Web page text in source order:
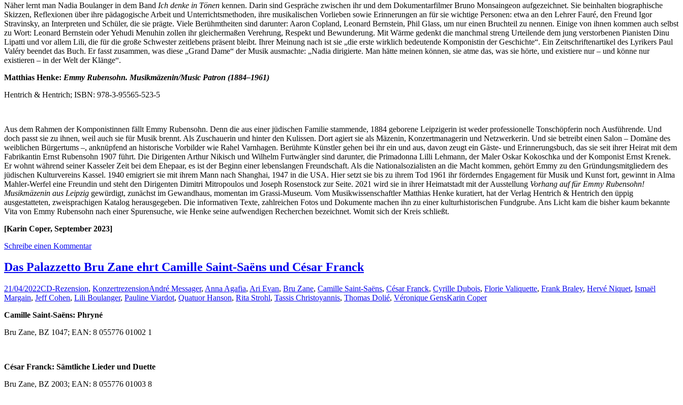
Näher lernt man Nadia Boulanger in dem Band Ich denke in Tönen kennen. Darin sind Gespräche zwischen ihr und dem Dokumentarfilmer Bruno Monsaingeon aufgezeichnet. Sie beinhalten biographische
Skizzen, Reflexionen über ihre pädagogische Arbeit und Unterrichtsmethoden, ihre musikalischen Vorlieben sowie Erinnerungen an für sie wichtige Personen: etwa an den Lehrer Fauré, den Freund Igor
Stravinsky, an Interpreten und Schüler, die sie prägte. Viele Berühmtheiten sind darunter: Aaron Copland, Leonard Bernstein, Phil Glass, um nur einen Bruchteil zu nennen. Einige von ihnen kommen auch selbst
zu Wort: Leonard Bernstein oder Yehudi Menuhin zollen ihr gleichermaßen Verehrung, Respekt und Bewunderung. Mit Wärme gedenkt die manchmal streng Urteilende dem jung verstorbenen Pianisten Dinu
Lipatti und vor allem Lili, die für die große Schwester zeitlebens präsent bleibt. Ihrer Meinung nach ist sie „die erste wirklich bedeutende Komponistin der Geschichte“. Ein Zeitschriftenartikel des Lyrikers Paul
Valéry beendet das Buch. Er fasst zusammen, was diese „Grand Dame“ der Musik ausmachte: „Nadia dirigierte. Man hätte meinen können, sie atme das, was sie hörte, und existiere nur – und könne nur
existieren – in der Welt der Klänge“.
Matthias Henke: Emmy Rubensohn. Musikmäzenin/Music Patron (1884–1961)
Hentrich & Hentrich; ISBN: 978-3-95565-523-5
Aus dem Rahmen der Komponistinnen fällt Emmy Rubensohn. Denn die aus einer jüdischen Familie stammende, 1884 geborene Leipzigerin ist weder professionelle Tonschöpferin noch Ausführende. Und
doch passt sie zu ihnen, weil auch sie für Musik brennt. Als Zuschauerin und hinter den Kulissen. Dort agiert sie als Mäzenin, Konzertmanagerin und Netzwerkerin. Und sie betreibt einen Salon – Domäne des
weiblichen Bürgertums –, anknüpfend an historische Vorbilder wie Rahel Varnhagen. Berühmte Künstler gehen bei ihr ein und aus, davon zeugt ein Gäste- und Erinnerungsbuch, das sie seit ihrer Heirat mit dem
Fabrikantin Ernst Rubensohn 1907 führt. Die Dirigenten Arthur Nikisch und Wilhelm Furtwängler sind darunter, die Primadonna Lilli Lehmann, der Maler Oskar Kokoschka und der Komponist Ernst Krenek.
Er wohnt während seiner Kasseler Zeit bei dem Ehepaar, es ist der Beginn einer lebenslangen Freundschaft. Als die Nationalsozialisten an die Macht kommen, gehört Emmy zu den Gründungsmitgliedern des
jüdischen Kulturvereins Kassel. 1940 emigriert sie mit ihrem Mann nach Shanghai, 1947 in die USA. Hier setzt sie bis zu ihrem Tod 1961 ihr förderndes Engagement für Musik und Kunst fort, gewinnt in Alma
Mahler-Werfel eine Freundin und steht den Dirigenten Dimitri Mitropoulos und Joseph Rosenstock zur Seite. 2021 wird sie in ihrer Heimatstadt mit der Ausstellung Vorhang auf für Emmy Rubensohn!
Musikmäzenin aus Leipzig gewürdigt, zunächst im Gewandhaus, momentan im Grassi-Museum. Vom Musikwissenschaftler Matthias Henke kuratiert, hat der Verlag Hentrich & Hentrich den üppig
ausgestatteten, zweisprachigen Katalog herausgegeben. Die informativen Texte, zahlreichen Fotos und Dokumente machen ihn zu einer kulturhistorischen Fundgrube. Ans Licht kam die bisher kaum bekannte
Vita von Emmy Rubensohn nach einer Spurensuche, wie Henke seine aufwendigen Recherchen bezeichnet. Womit sich der Kreis schließt.
[Karin Coper, September 2023]
Schreibe einen Kommentar
Das Palazzetto Bru Zane ehrt Camille Saint-Saëns und César Franck
21/04/2022CD-Rezension, KonzertrezensionAndré Messager, Anna Agafia, Ari Evan, Bru Zane, Camille Saint-Saëns, César Franck, Cyrille Dubois, Florie Valiquette, Frank Braley, Hervé Niquet, Ismaël
Margain, Jeff Cohen, Lili Boulanger, Pauline Viardot, Quatuor Hanson, Rita Strohl, Tassis Christoyannis, Thomas Dolié, Véronique GensKarin Coper
Camille Saint-Saëns: Phryné
Bru Zane, BZ 1047; EAN: 8 055776 01002 1
César Franck: Sämtliche Lieder und Duette
Bru Zane, BZ 2003; EAN: 8 055776 01003 8